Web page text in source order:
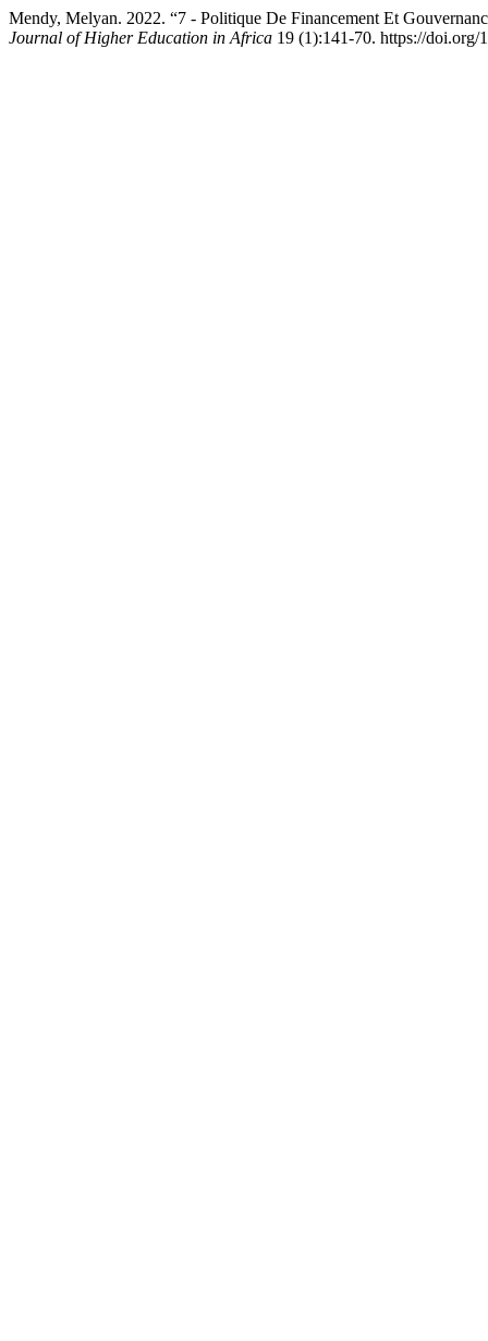
Mendy, Melyan. 2022. “7 - Politique De Financement Et
Journal of Higher Education in Africa 19 (1):141-70. https://doi.org/